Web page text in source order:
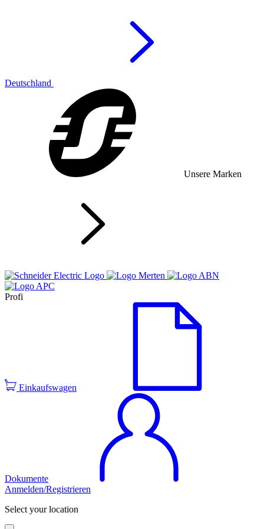
Deutschland
Unsere Marken
Profi
Einkaufswagen
Dokumente
Anmelden/Registrieren
Select your location